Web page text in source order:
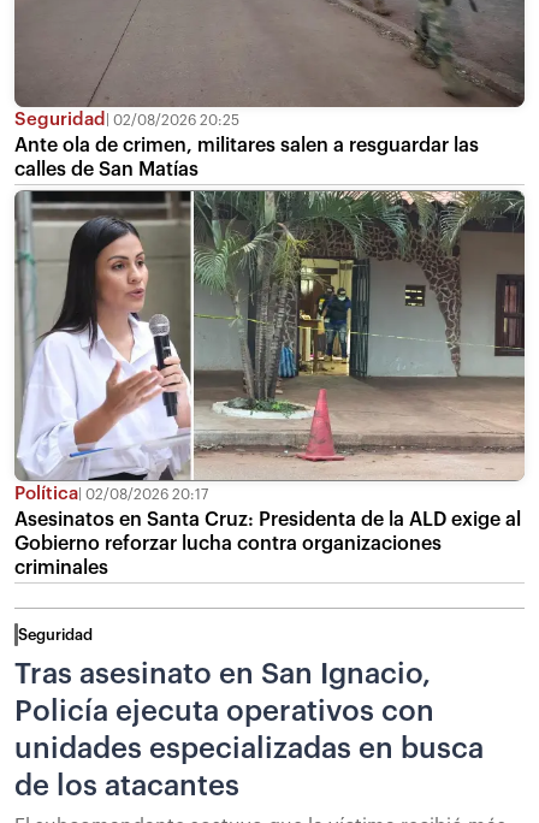
Seguridad 02/08/2026 20:25
Ante ola de crimen, militares salen a resguardar las
calles de San Matías
Política 02/08/2026 20:17
Asesinatos en Santa Cruz: Presidenta de la ALD exige al
Gobierno reforzar lucha contra organizaciones
criminales
Seguridad
Tras asesinato en San Ignacio,
Policía ejecuta operativos con
unidades especializadas en busca
de los atacantes